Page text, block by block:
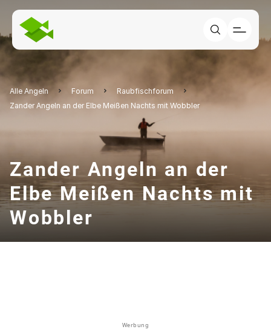
Alle Angeln Forum
Raubfischforum
Zander Angeln an der Elbe Meißen Nachts mit Wobbler
Zander Angeln an der
Elbe Meißen Nachts mit
Wobbler
Werbung